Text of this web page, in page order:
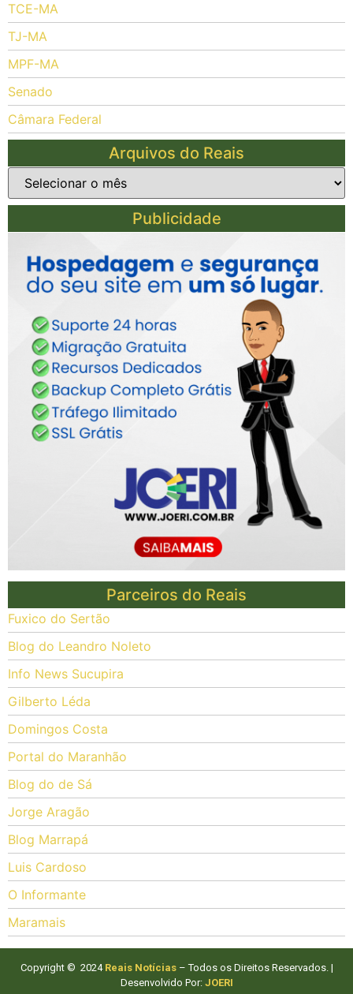
TCE-MA
TJ-MA
MPF-MA
Senado
Câmara Federal
Arquivos do Reais
Publicidade
Parceiros do Reais
Fuxico do Sertão
Blog do Leandro Noleto
Info News Sucupira
Gilberto Léda
Domingos Costa
Portal do Maranhão
Blog do de Sá
Jorge Aragão
Blog Marrapá
Luis Cardoso
O Informante
Maramais
Copyright © 2024 Reais Notícias– Todos os Direitos Reservados. |
Desenvolvido Por: JOERI